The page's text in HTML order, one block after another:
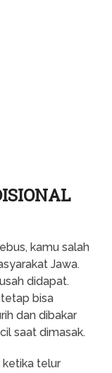
kamu salah
Jawa.
didapat.
bisa
dan dibakar
saat dimasak.
ketika telur